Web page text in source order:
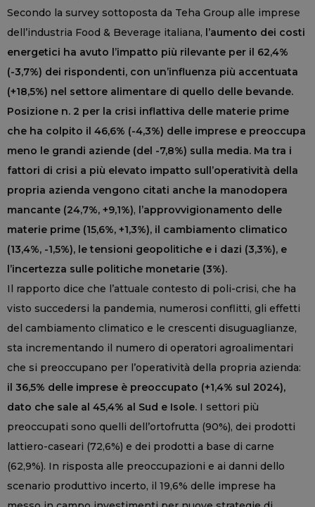
Secondo la survey sottoposta da Teha Group alle imprese
dell’industria Food & Beverage italiana, l’aumento dei costi
energetici ha avuto l’impatto più rilevante per il 62,4%
(-3,7%) dei rispondenti, con un’influenza più accentuata
(+18,5%) nel settore alimentare di quello delle bevande.
Posizione n. 2 per la crisi inflattiva delle materie prime
che ha colpito il 46,6% (-4,3%) delle imprese e preoccupa
meno le grandi aziende (del -7,8%) sulla media. Ma tra i
fattori di crisi a più elevato impatto sull’operatività della
propria azienda vengono citati anche la manodopera
mancante (24,7%, +9,1%), l’approvvigionamento delle
materie prime (15,6%, +1,3%), il cambiamento climatico
(13,4%, -1,5%), le tensioni geopolitiche e i dazi (3,3%), e
l’incertezza sulle politiche monetarie (3%).
Il rapporto dice che l’attuale contesto di poli-crisi, che ha
visto succedersi la pandemia, numerosi conflitti, gli effetti
del cambiamento climatico e le crescenti disuguaglianze,
sta incrementando il numero di operatori agroalimentari
che si preoccupano per l’operatività della propria azienda:
il 36,5% delle imprese è preoccupato (+1,4% sul 2024),
dato che sale al 45,4% al Sud e Isole. I settori più
preoccupati sono quelli dell’ortofrutta (90%), dei prodotti
lattiero-caseari (72,6%) e dei prodotti a base di carne
(62,9%). In risposta alle preoccupazioni e ai danni dello
scenario produttivo incerto, il 19,6% delle imprese ha